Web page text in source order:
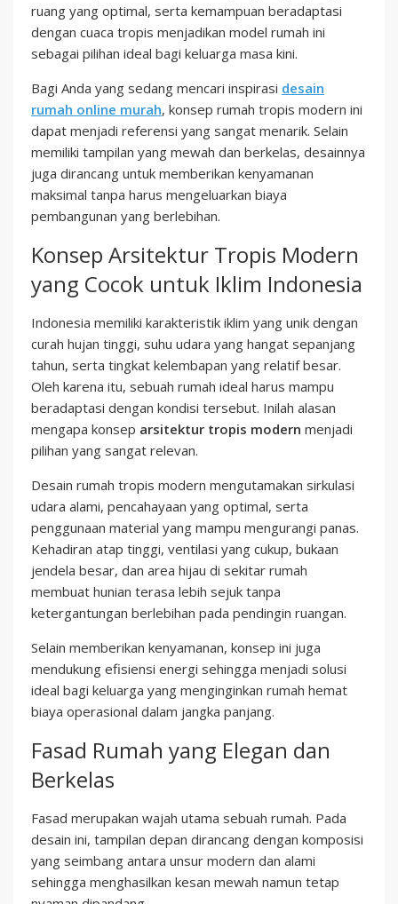
ruang yang optimal, serta kemampuan beradaptasi
dengan cuaca tropis menjadikan model rumah ini
sebagai pilihan ideal bagi keluarga masa kini.
Bagi Anda yang sedang mencari inspirasi desain
rumah online murah, konsep rumah tropis modern ini
dapat menjadi referensi yang sangat menarik. Selain
memiliki tampilan yang mewah dan berkelas, desainnya
juga dirancang untuk memberikan kenyamanan
maksimal tanpa harus mengeluarkan biaya
pembangunan yang berlebihan.
Konsep Arsitektur Tropis Modern
yang Cocok untuk Iklim Indonesia
Indonesia memiliki karakteristik iklim yang unik dengan
curah hujan tinggi, suhu udara yang hangat sepanjang
tahun, serta tingkat kelembapan yang relatif besar.
Oleh karena itu, sebuah rumah ideal harus mampu
beradaptasi dengan kondisi tersebut. Inilah alasan
mengapa konsep arsitektur tropis modern menjadi
pilihan yang sangat relevan.
Desain rumah tropis modern mengutamakan sirkulasi
udara alami, pencahayaan yang optimal, serta
penggunaan material yang mampu mengurangi panas.
Kehadiran atap tinggi, ventilasi yang cukup, bukaan
jendela besar, dan area hijau di sekitar rumah
membuat hunian terasa lebih sejuk tanpa
ketergantungan berlebihan pada pendingin ruangan.
Selain memberikan kenyamanan, konsep ini juga
mendukung efisiensi energi sehingga menjadi solusi
ideal bagi keluarga yang menginginkan rumah hemat
biaya operasional dalam jangka panjang.
Fasad Rumah yang Elegan dan
Berkelas
Fasad merupakan wajah utama sebuah rumah. Pada
desain ini, tampilan depan dirancang dengan komposisi
yang seimbang antara unsur modern dan alami
sehingga menghasilkan kesan mewah namun tetap